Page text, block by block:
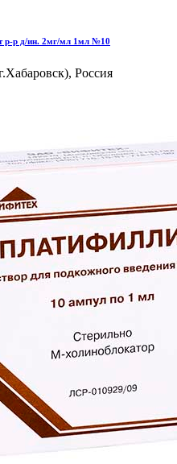
р-р д/ин. 2мг/мл 1мл №10
Россия